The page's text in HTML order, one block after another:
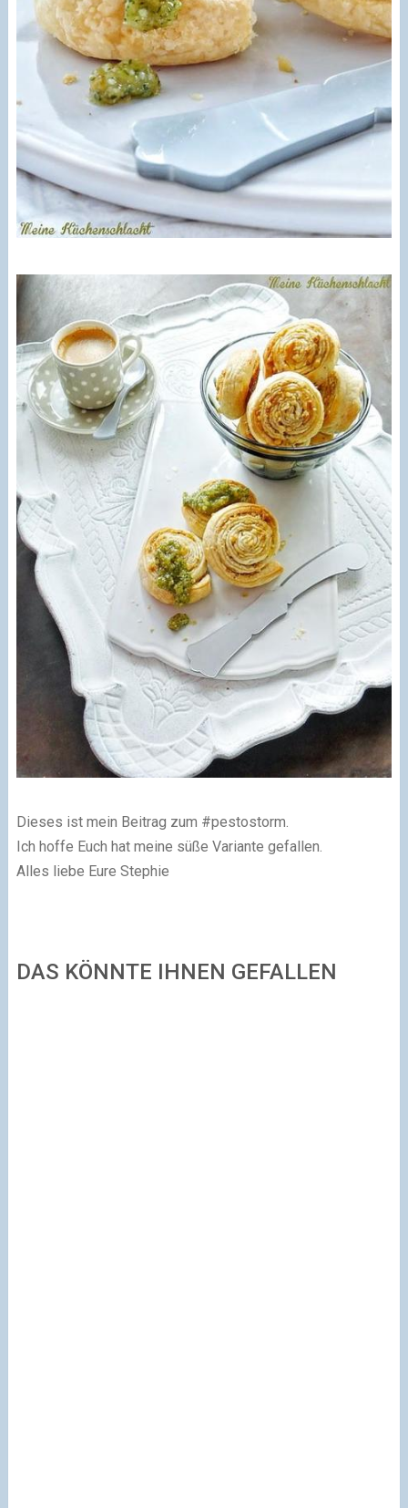
Dieses ist mein Beitrag zum #pestostorm.
Ich hoffe Euch hat meine süße Variante gefallen.
Alles liebe Eure Stephie
DAS KÖNNTE IHNEN GEFALLEN